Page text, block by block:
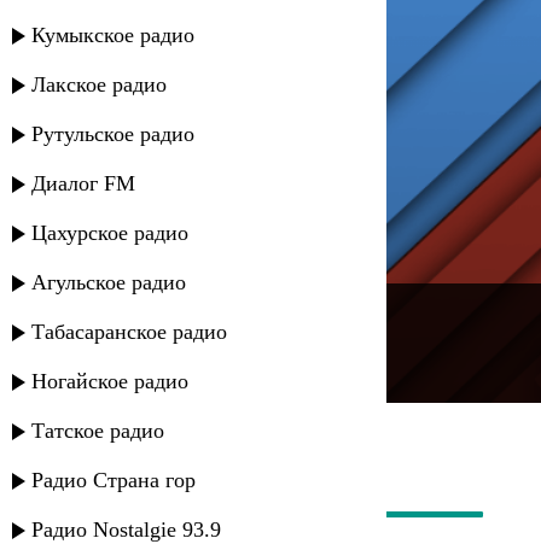
Кумыкское радио
Лакское радио
Рутульское радио
Диалог FM
Цахурское радио
Агульское радио
Табасаранское радио
Ногайское радио
Татское радио
Радио Страна гор
Радио Nostalgie 93.9
---
Русское радио